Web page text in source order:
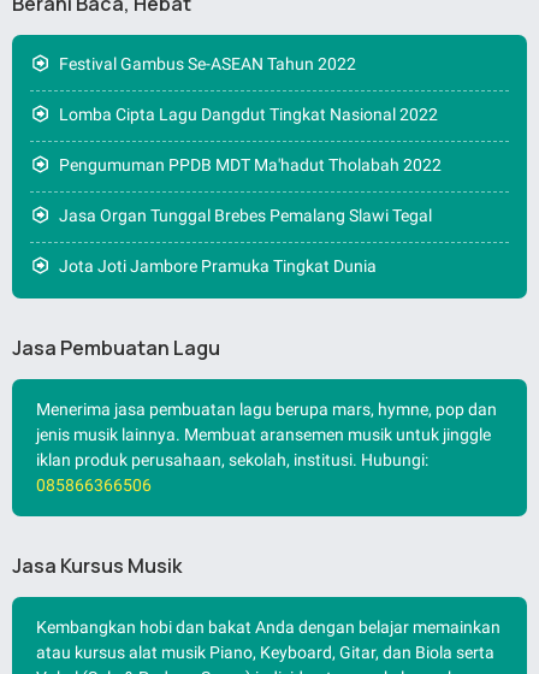
Festival Gambus Se-ASEAN Tahun 2022
Lomba Cipta Lagu Dangdut Tingkat Nasional 2022
Pengumuman PPDB MDT Ma'hadut Tholabah 2022
Jasa Organ Tunggal Brebes Pemalang Slawi Tegal
Jota Joti Jambore Pramuka Tingkat Dunia
Jasa Pembuatan Lagu
Menerima jasa pembuatan lagu berupa mars, hymne, pop dan
jenis musik lainnya. Membuat aransemen musik untuk jinggle
iklan produk perusahaan, sekolah, institusi. Hubungi:
085866366506
Jasa Kursus Musik
Kembangkan hobi dan bakat Anda dengan belajar memainkan
atau kursus alat musik Piano, Keyboard, Gitar, dan Biola serta